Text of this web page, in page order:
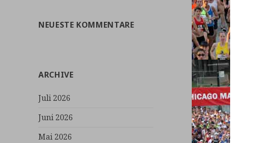
NEUESTE KOMMENTARE
ARCHIVE
Juli 2026
Juni 2026
Mai 2026